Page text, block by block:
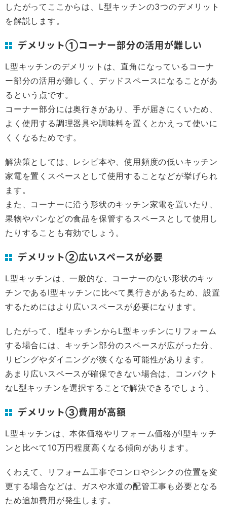
したがってここからは、L型キッチンの3つのデメリット
を解説します。
デメリット①コーナー部分の活用が難しい
L型キッチンのデメリットは、直角になっているコーナ
ー部分の活用が難しく、デッドスペースになることがあ
るという点です。
コーナー部分には奥行きがあり、手が届きにくいため、
よく使用する調理器具や調味料を置くとかえって使いに
くくなるためです。
解決策としては、レシピ本や、使用頻度の低いキッチン
家電を置くスペースとして使用することなどが挙げられ
ます。
また、コーナーに沿う形状のキッチン家電を置いたり、
果物やパンなどの食品を保管するスペースとして使用し
たりすることも有効でしょう。
デメリット②広いスペースが必要
L型キッチンは、一般的な、コーナーのない形状のキッ
チンであるI型キッチンに比べて奥行きがあるため、設置
するためにはより広いスペースが必要になります。
したがって、I型キッチンからL型キッチンにリフォーム
する場合には、キッチン部分のスペースが広がった分、
リビングやダイニングが狭くなる可能性があります。
あまり広いスペースが確保できない場合は、コンパクト
なL型キッチンを選択することで解決できるでしょう。
デメリット③費用が高額
L型キッチンは、本体価格やリフォーム価格がI型キッチ
ンと比べて10万円程度高くなる傾向があります。
くわえて、リフォーム工事でコンロやシンクの位置を変
更する場合などは、ガスや水道の配管工事も必要となる
ため追加費用が発生します。